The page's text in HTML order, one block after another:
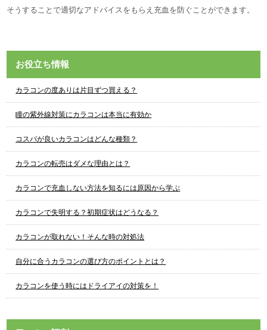
そうすることで適切なアドバイスをもらえ充血を防ぐことができます。
お役立ち情報
カラコンの度ありは片目ずつ買える？
瞳の紫外線対策にカラコンは本当に有効か
コスパが良いカラコンはどんな種類？
カラコンの転売はダメな理由とは？
カラコンで充血しない方法を知るには原因から学ぶ
カラコンで失明する？初期症状はどうなる？
カラコンが取れない！そんな時の対処法
自分に合うカラコンの選び方のポイントとは？
カラコンを使う時にはドライアイの対策を！